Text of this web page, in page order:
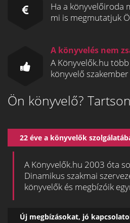
Ha a könyvelőiroda
mi is megmutatjuk
A könyvelés nem
A Könyvelők.hu
könyvelő
Ön könyvelő?
22 éve a könyvelők
A Könyvelők.hu 2003 óta
Dinamikus szakmai
könyvelők és megbízóik
Új megbízásokat, jó